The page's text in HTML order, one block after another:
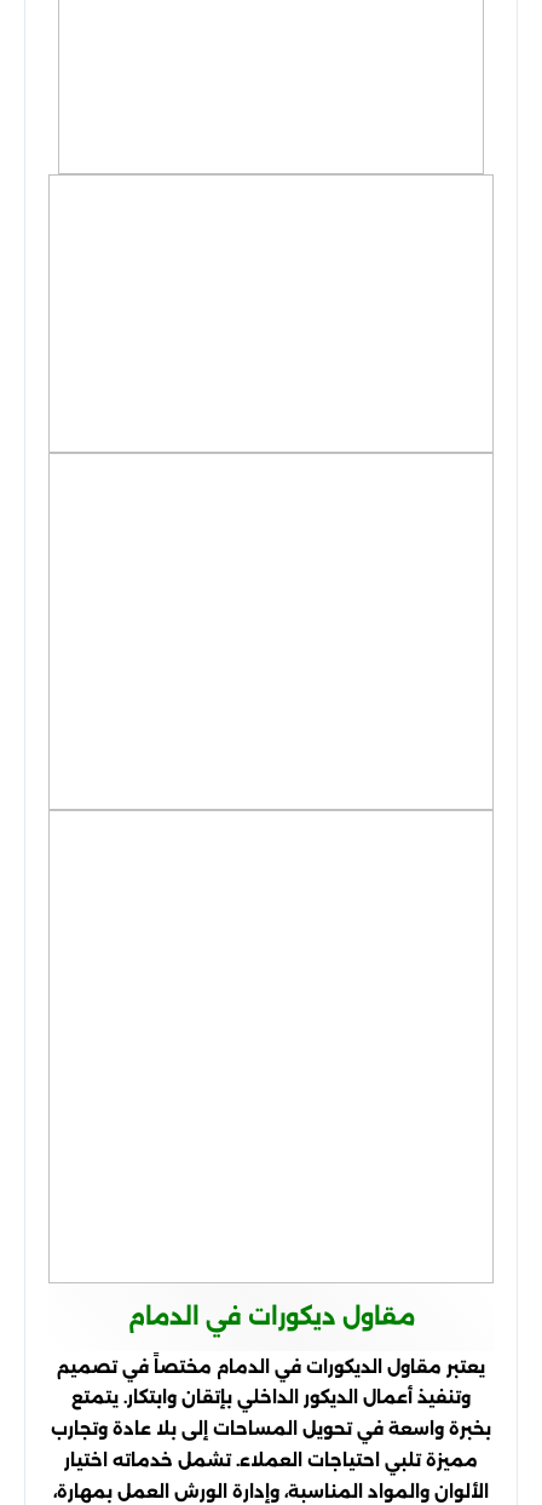
مقاول ديكورات في الدمام
يعتبر مقاول الديكورات في الدمام مختصاً في تصميم
وتنفيذ أعمال الديكور الداخلي بإتقان وابتكار. يتمتع
بخبرة واسعة في تحويل المساحات إلى بلا عادة وتجارب
مميزة تلبي احتياجات العملاء. تشمل خدماته اختيار
الألوان والمواد المناسبة، وإدارة الورش العمل بمهارة،